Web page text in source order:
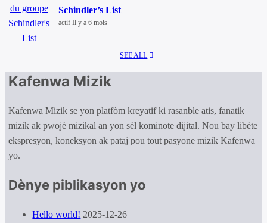
Schindler’s List
actif Il y a 6 mois
SEE ALL
Kafenwa Mizik
Kafenwa Mizik se yon platfòm kreyatif ki rasanble atis, fanatik
mizik ak pwojè mizikal an yon sèl kominote dijital. Nou bay libète
ekspresyon, koneksyon ak pataj pou tout pasyone mizik Kafenwa
yo.
Dènye piblikasyon yo
Hello world! 2025-12-26